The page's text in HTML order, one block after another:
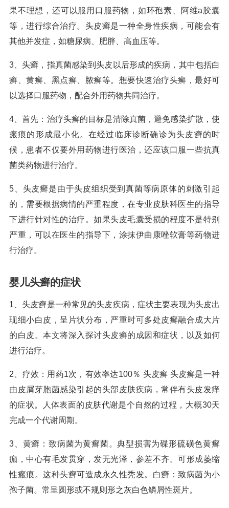
果不理想，还可以服用口服药物，如环孢素、阿维a胶囊
等，进行综合治疗。头皮癣是一种全身性疾病，可能会有
其他并发症，如糖尿病、肥胖、高血压等。
3、头癣，指真菌感染到头皮以后形成的疾病，其中包括白
癣、黄癣、黑点癣、脓癣等。想要快速治疗头癣，最好可
以选择口服药物，配合外用药物共同治疗。
4、首先：治疗头癣的目标是清除真菌，避免感染扩散，使
瘢痕的形成最小化。在经过临床诊断确诊为头皮癣的时
候，患者不仅要外用药物进行医治，还应该口服一些抗真
菌类药物进行治疗。
5、头皮癣是由于头皮组织受到真菌等病原体的刺激引起
的，需要根据病情的严重程度，在专业皮肤科医生的指导
下进行针对性的治疗。如果头皮毛囊受损的程度不是特别
严重，可以在医生的指导下，涂抹伊曲康唑软膏等药物进
行治疗。
婴儿头癣的症状
1、头皮癣是一种常见的头皮疾病，症状主要表现为头皮出
现细小白皮，呈片状分布，严重时可多处皮癣融合成大片
的白皮。本文将深入探讨头皮癣的成因和症状，以及如何
进行治疗。
2、疗效：用药1次，有效率达100％ 头皮癣 头皮癣是一种
由皮屑芽胞菌感染引起的头部皮肤疾病，常伴有头皮发痒
的症状。人体表面的皮肤代谢是个自然的过程，大概30天
完成一个代谢周期。
3、黄癣：致病菌为黄癣菌。典型损害为碟形硫磺色黄癣
痂，中心有毛发贯穿，发无光泽，参差不齐。可形成萎缩
性瘢痕。这种头癣可造成永久性秃发。白癣：致病菌为小
孢子菌。常呈圆形或不规则形之灰白色鳞屑性斑片。